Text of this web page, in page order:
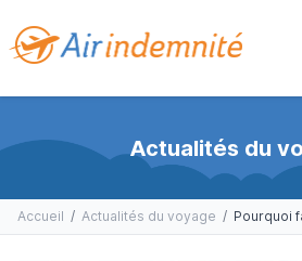
Actualités du
Accueil / Actualités du voyage /